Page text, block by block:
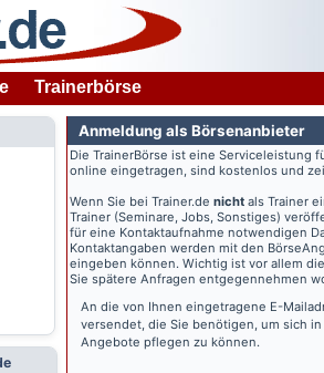
Trainerbörse
Anmeldung als Börsenanbieter
Die TrainerBörse ist eine Serviceleistung
online eingetragen, sind kostenlos und
Wenn Sie bei Trainer.de nicht als Trainer
Trainer (Seminare, Jobs, Sonstiges)
für eine Kontaktaufnahme notwendigen
Kontaktangaben werden mit den
eingeben können. Wichtig ist vor allem
Sie spätere Anfragen entgegennehmen
An die von Ihnen eingetragene E-
versendet, die Sie benötigen, um sich
Angebote pflegen zu können.